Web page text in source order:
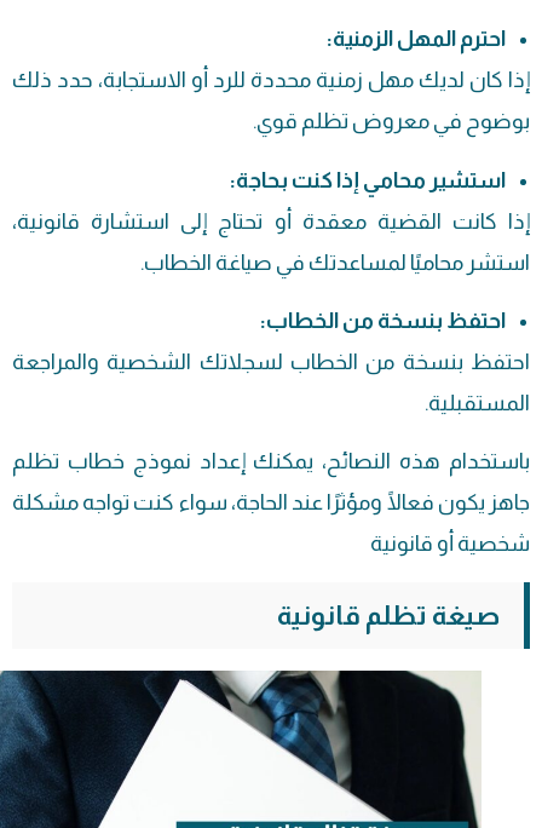
احترم المهل الزمنية:
إذا كان لديك مهل زمنية محددة للرد أو الاستجابة، حدد ذلك
بوضوح في معروض تظلم قوي.
استشير محامي إذا كنت بحاجة:
إذا كانت القضية معقدة أو تحتاج إلى استشارة قانونية،
استشر محاميًا لمساعدتك في صياغة الخطاب.
احتفظ بنسخة من الخطاب:
احتفظ بنسخة من الخطاب لسجلاتك الشخصية والمراجعة
المستقبلية.
باستخدام هذه النصائح، يمكنك إعداد نموذج خطاب تظلم
جاهز يكون فعالًا ومؤثرًا عند الحاجة، سواء كنت تواجه مشكلة
شخصية أو قانونية
صيغة تظلم قانونية